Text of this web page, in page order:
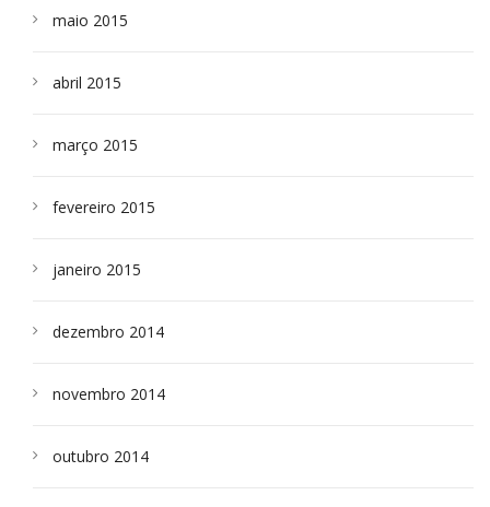
maio 2015
abril 2015
março 2015
fevereiro 2015
janeiro 2015
dezembro 2014
novembro 2014
outubro 2014